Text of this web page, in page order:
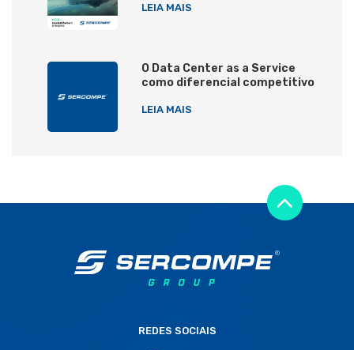
LEIA MAIS
O Data Center as a Service
como diferencial competitivo
LEIA MAIS
REDES SOCIAIS